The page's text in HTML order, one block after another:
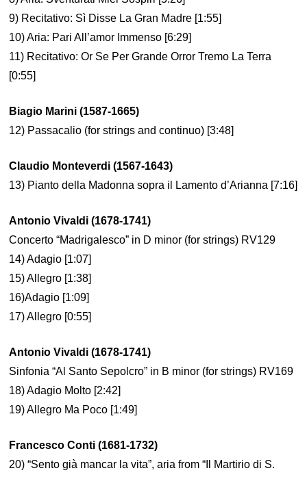
9) Recitativo: Sì Disse La Gran Madre [1:55]
10) Aria: Pari All’amor Immenso [6:29]
11) Recitativo: Or Se Per Grande Orror Tremo La Terra
[0:55]
Biagio Marini (1587-1665)
12) Passacalio (for strings and continuo) [3:48]
Claudio Monteverdi (1567-1643)
13) Pianto della Madonna sopra il Lamento d’Arianna [7:16]
Antonio Vivaldi (1678-1741)
Concerto “Madrigalesco” in D minor (for strings) RV129
14) Adagio [1:07]
15) Allegro [1:38]
16)Adagio [1:09]
17) Allegro [0:55]
Antonio Vivaldi (1678-1741)
Sinfonia “Al Santo Sepolcro” in B minor (for strings) RV169
18) Adagio Molto [2:42]
19) Allegro Ma Poco [1:49]
Francesco Conti (1681-1732)
20) “Sento già mancar la vita”, aria from “Il Martirio di S.